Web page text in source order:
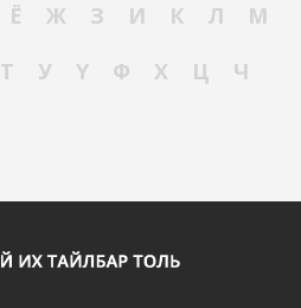
Ё Ж З И К Л
М
Т У Ү Ф Х Ц
Ч